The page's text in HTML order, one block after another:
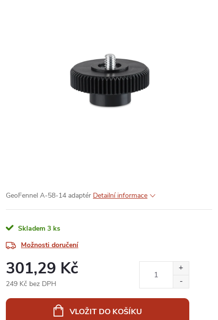
GeoFennel A-58-14 adaptér Detailní informace
Skladem 3 ks
Možnosti doručení
301,29 Kč
249 Kč bez DPH
VLOŽIT DO KOŠÍKU